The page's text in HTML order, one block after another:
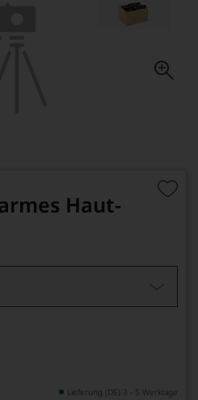
Haut-
Lieferung (DE) 3 - 5 Werktage